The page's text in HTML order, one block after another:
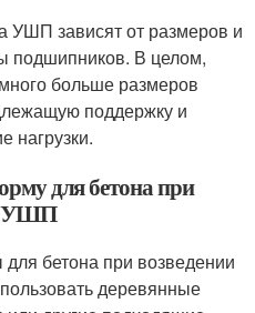
УШП зависят от размеров и
подшипников. В целом,
больше размеров
поддержку и
нагрузки.
для бетона при
УШП
бетона при возведении
деревянные